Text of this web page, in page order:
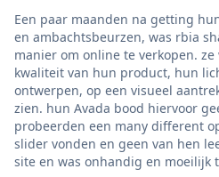
Een paar maanden na getting
en ambachtsbeurzen, was rbia
manier om online te verkopen.
kwaliteit van hun product, hun
ontwerpen, op een visueel
zien. hun Avada bood hiervoor
probeerden een many different
slider vonden en geen van hen
site en was onhandig en moeilijk